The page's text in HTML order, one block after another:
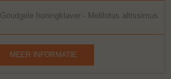
Goudgele honingklaver - Melilotus altissimus
MEER INFORMATIE